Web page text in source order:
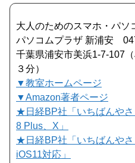
大人のためのスマホ・パソ
パソコムプラザ 新浦安
千葉県浦安市美浜1-7-107
３分）
▼教室ホームページ
▼Amazon著者ページ
★日経BP社「いちばんやさ
8 Plus、X」
★日経BP社「いちばんや
iOS11対応」